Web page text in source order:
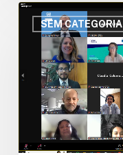
SEM CATEGORIA
OTCA
apresenta
sucesso
resultados
construção
Plataforma